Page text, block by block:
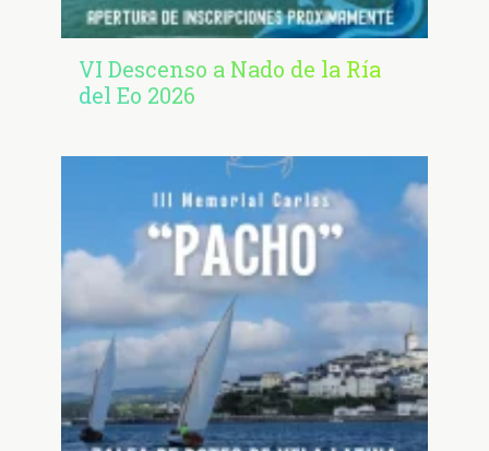
VI Descenso a Nado de la Ría
del Eo 2026